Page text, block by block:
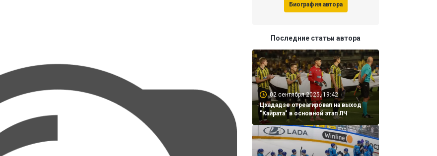
Биография автора
Последние статьи автора
02 сентября 2025, 19:42
Цхададзе отреагировал на выход
"Кайрата" в основной этап ЛЧ